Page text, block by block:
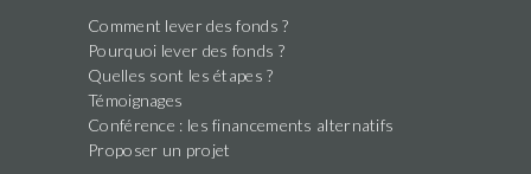
Comment lever des fonds ?
Pourquoi lever des fonds ?
Quelles sont les étapes ?
Témoignages
Conférence : les financements alternatifs
Proposer un projet